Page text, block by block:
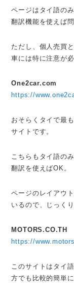
ページはタイ語の
翻訳機能を使えば
ただし、個人売買
車には特に注意が必
One2car.com
https://
おそらくタイで最
サイトです。
こちらもタイ語の
翻訳を使えばOK。
ページのレイアウ
いるので、じっく
MOTORS.CO.TH
https://
このサイトはタイ
方でも比較的簡単